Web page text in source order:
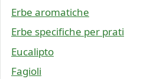
Erbe aromatiche
Erbe specifiche per prati
Eucalipto
Fagioli